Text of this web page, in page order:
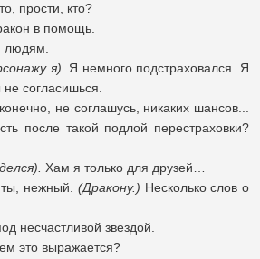
прости, кто?
в помощь.
людям.
я).
Я немного подстраховался. Я
согласишься.
не соглашусь, никаких шансов...
после такой подлой перестраховки?
Хам я только для друзей…
нежный. (Дракону.) Несколько слов о
несчастливой звездой.
это выражается?